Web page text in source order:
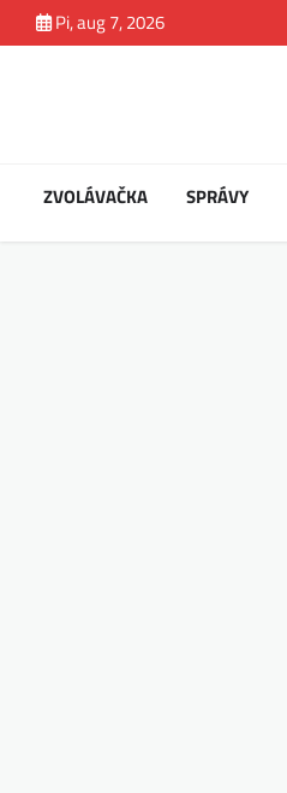
to
Pi, aug 7, 2026
ZVOLÁVAČKA SPRÁVY